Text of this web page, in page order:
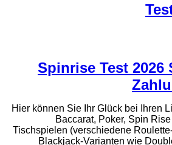
Spinrise Test 2026
Hier können Sie Ihr Glück bei Ihren
Baccarat, Poker, Spin
Tischspielen (verschiedene
Blackjack-Varianten wie